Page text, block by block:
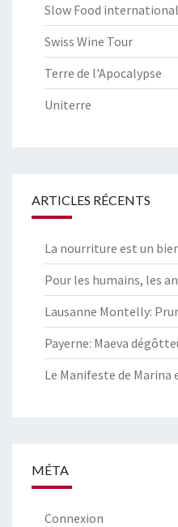
Slow Food international
Swiss Wine Tour
Terre de l'Apocalypse
Uniterre
ARTICLES RÉCENTS
La nourriture est un
Pour les humains, les
Lausanne Montelly:
Payerne: Maeva
Le Manifeste de Marina
MÉTA
Connexion